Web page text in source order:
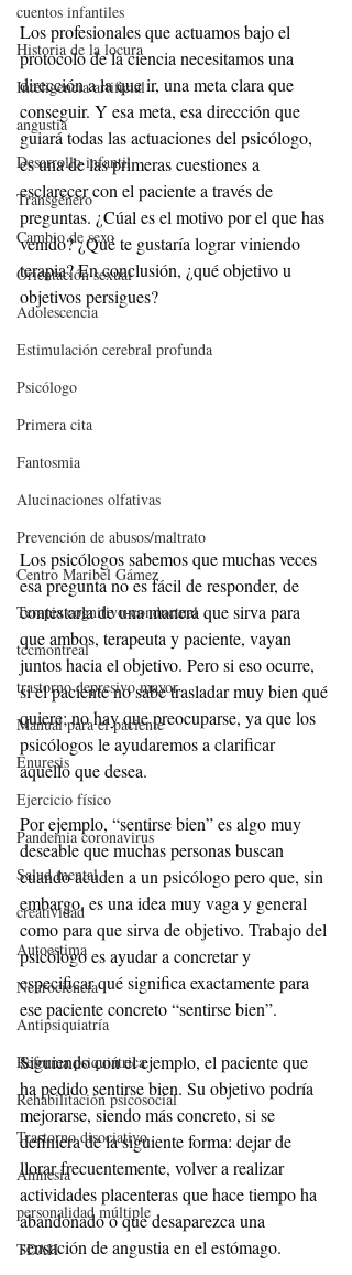
cuentos infantiles
Historia de la locura
Inteligencia artificial
angustia
Desarrollo infantil
Transgénero
Cambio de sexo
Orientación sexual
Adolescencia
Estimulación cerebral profunda
Psicólogo
Primera cita
Fantosmia
Alucinaciones olfativas
Prevención de abusos/maltrato
Centro Maribel Gámez
Terapia cognitivo-conductual
tccmontreal
trastorno depresivo mayor
Manual para el paciente
Enuresis
Ejercicio físico
Pandemia coronavirus
Salud mental
creatividad
Autoestima
Neurociencia
Antipsiquiatría
Reforma psiquiátrica
Rehabilitación psicosocial
Trastorno disociativo
Amnesia
personalidad múltiple
TDAH
Los profesionales que actuamos bajo el
protocolo de la ciencia necesitamos una
dirección a la que ir, una meta clara que
conseguir. Y esa meta, esa dirección que
guiará todas las actuaciones del psicólogo,
es una de las primeras cuestiones a
esclarecer con el paciente a través de
preguntas. ¿Cúal es el motivo por el que has
venido? ¿Qué te gustaría lograr viniendo
terapia? En conclusión, ¿qué objetivo u
objetivos persigues?
Los psicólogos sabemos que muchas veces
esa pregunta no es fácil de responder, de
contestarla de una manera que sirva para
que ambos, terapeuta y paciente, vayan
juntos hacia el objetivo. Pero si eso ocurre,
si el paciente no sabe trasladar muy bien qué
quiere; no hay que preocuparse, ya que los
psicólogos le ayudaremos a clarificar
aquello que desea.
Por ejemplo, “sentirse bien” es algo muy
deseable que muchas personas buscan
cuando acuden a un psicólogo pero que, sin
embargo, es una idea muy vaga y general
como para que sirva de objetivo. Trabajo del
psicólogo es ayudar a concretar y
especificar qué significa exactamente para
ese paciente concreto “sentirse bien”.
Siguiendo con el ejemplo, el paciente que
ha pedido sentirse bien. Su objetivo podría
mejorarse, siendo más concreto, si se
definiera de la siguiente forma: dejar de
llorar frecuentemente, volver a realizar
actividades placenteras que hace tiempo ha
abandonado o que desaparezca una
sensación de angustia en el estómago.